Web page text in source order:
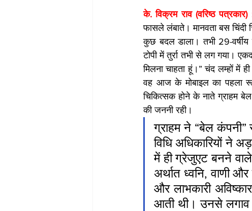
के. विक्रम राव (वरिष्ठ
फासले लंबाते। मानवता बस चिंदी
कुछ बदल डाला। तभी 29-
टोपी में तुर्रा तभी से लग गया।
मिलना चाहता हूं।” चंद लम्हों में
वह आज के मोबाइल का पहला
चिकित्सक होने के नाते ग्राहम
की जननी रही।
ग्राहम ने “बेल
विधि अधिकारियों ने
में ही ग्रेजुएट बनने
अर्थात ध्वनि, वाणी
और लाभकारी
आती थी। उनसे लगाव